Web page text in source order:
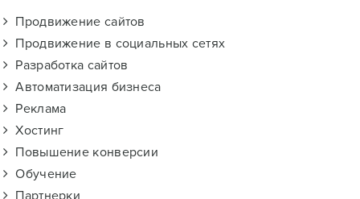
Продвижение сайтов
Продвижение в социальных сетях
Разработка сайтов
Автоматизация бизнеса
Реклама
Хостинг
Повышение конверсии
Обучение
Партнерки